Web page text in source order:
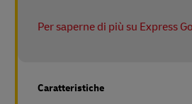
Per saperne di più su Express
Caratteristiche